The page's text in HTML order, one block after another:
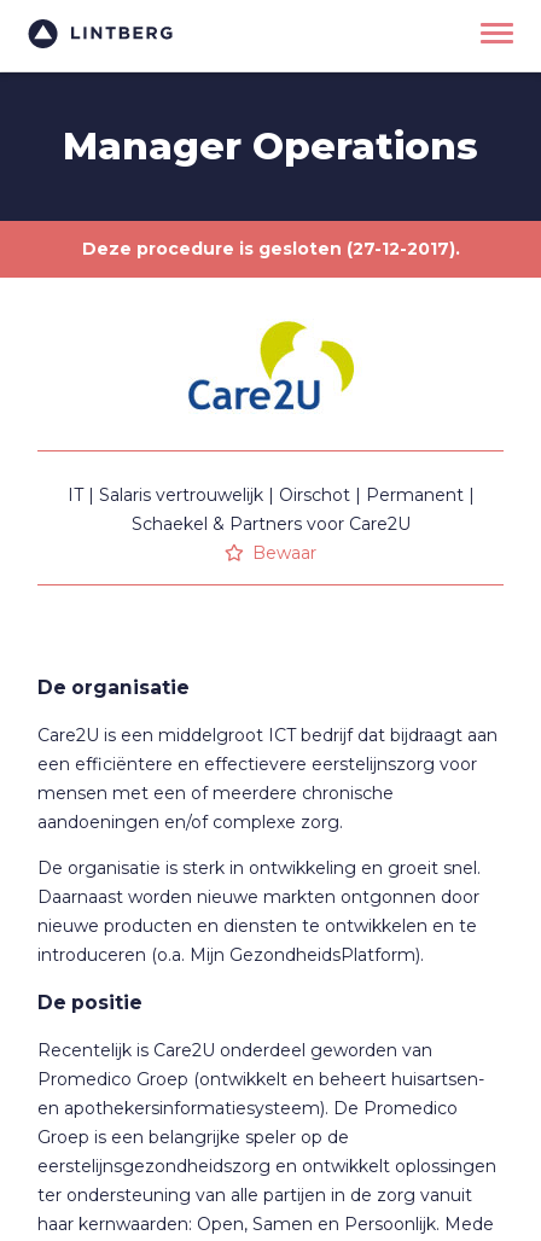
Manager Operations
Deze procedure is gesloten (27-12-2017).
IT Salaris vertrouwelijk Oirschot
Permanent
Schaekel & Partners voor Care2U
Bewaar
De organisatie
Care2U is een middelgroot ICT bedrijf dat bijdraagt aan
een efficiëntere en effectievere eerstelijnszorg voor
mensen met een of meerdere chronische
aandoeningen en/of complexe zorg.
De organisatie is sterk in ontwikkeling en groeit snel.
Daarnaast worden nieuwe markten ontgonnen door
nieuwe producten en diensten te ontwikkelen en te
introduceren (o.a. Mijn GezondheidsPlatform).
De positie
Recentelijk is Care2U onderdeel geworden van
Promedico Groep (ontwikkelt en beheert huisartsen-
en apothekersinformatiesysteem). De Promedico
Groep is een belangrijke speler op de
eerstelijnsgezondheidszorg en ontwikkelt oplossingen
ter ondersteuning van alle partijen in de zorg vanuit
haar kernwaarden: Open, Samen en Persoonlijk. Mede